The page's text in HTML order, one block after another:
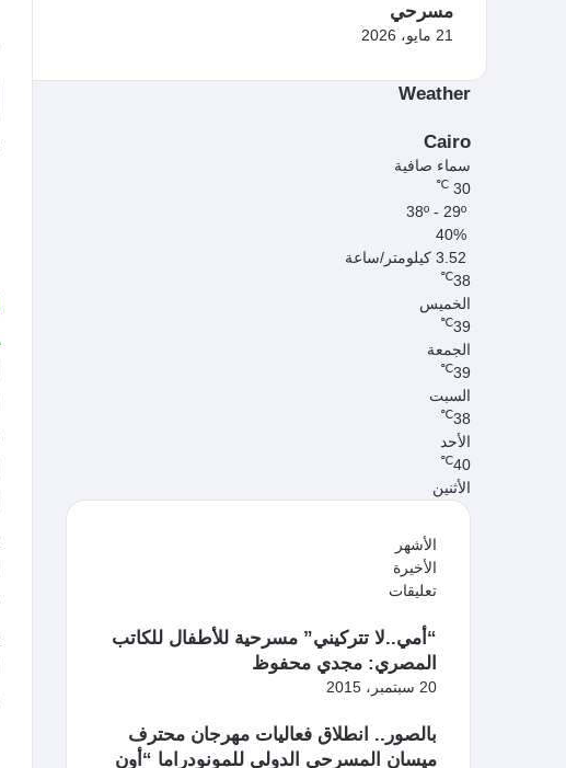
ق
مسرحي
21 مايو، 2026
Weather
Cairo
سماء صافية
30
℃
38º - 29º
40%
3.52 كيلومتر/ساعة
38
℃
الخميس
39
℃
الجمعة
39
℃
السبت
38
℃
الأحد
40
℃
الأثنين
الأشهر
الأخيرة
تعليقات
“أمي..لا تتركيني” مسرحية للأطفال للكاتب
المصري: مجدي محفوظ
20 سبتمبر، 2015
بالصور.. انطلاق فعاليات مهرجان محترف
ميسان المسرحي الدولي للمونودراما “أون